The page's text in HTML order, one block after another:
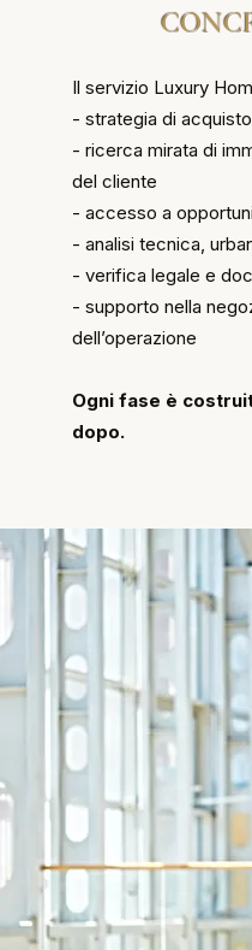
Il servizio Luxury
- strategia di acquisto
- ricerca mirata di
del cliente
- accesso a
- analisi tecnica,
- verifica legale e
- supporto nella
dell’operazione
Ogni fase è
dopo.